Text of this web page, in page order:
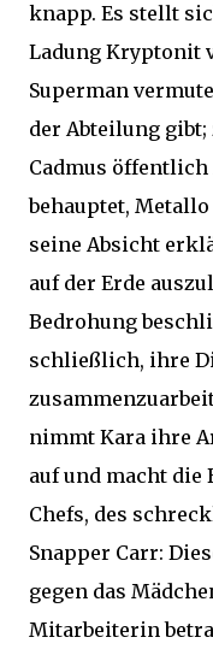
knapp. Es stellt
Ladung Kryptonit
Superman
der Abteilung
Cadmus
behauptet,
seine Absicht
auf der Erde
Bedrohung
schließlich, ihre
nimmt Kara ihre
auf und macht die
Chefs, des
Snapper Carr:
gegen das
Mitarbeiterin